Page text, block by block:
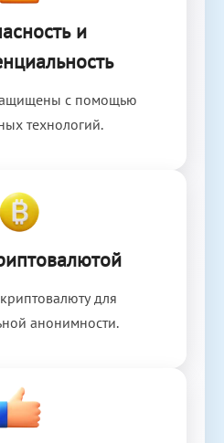
и
с помощью
технологий.
для
анонимности.